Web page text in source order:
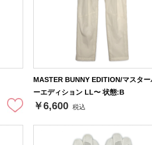
MASTER BUNNY EDITION/マスター
ーエディション LL〜 状態:B
￥6,600 税込